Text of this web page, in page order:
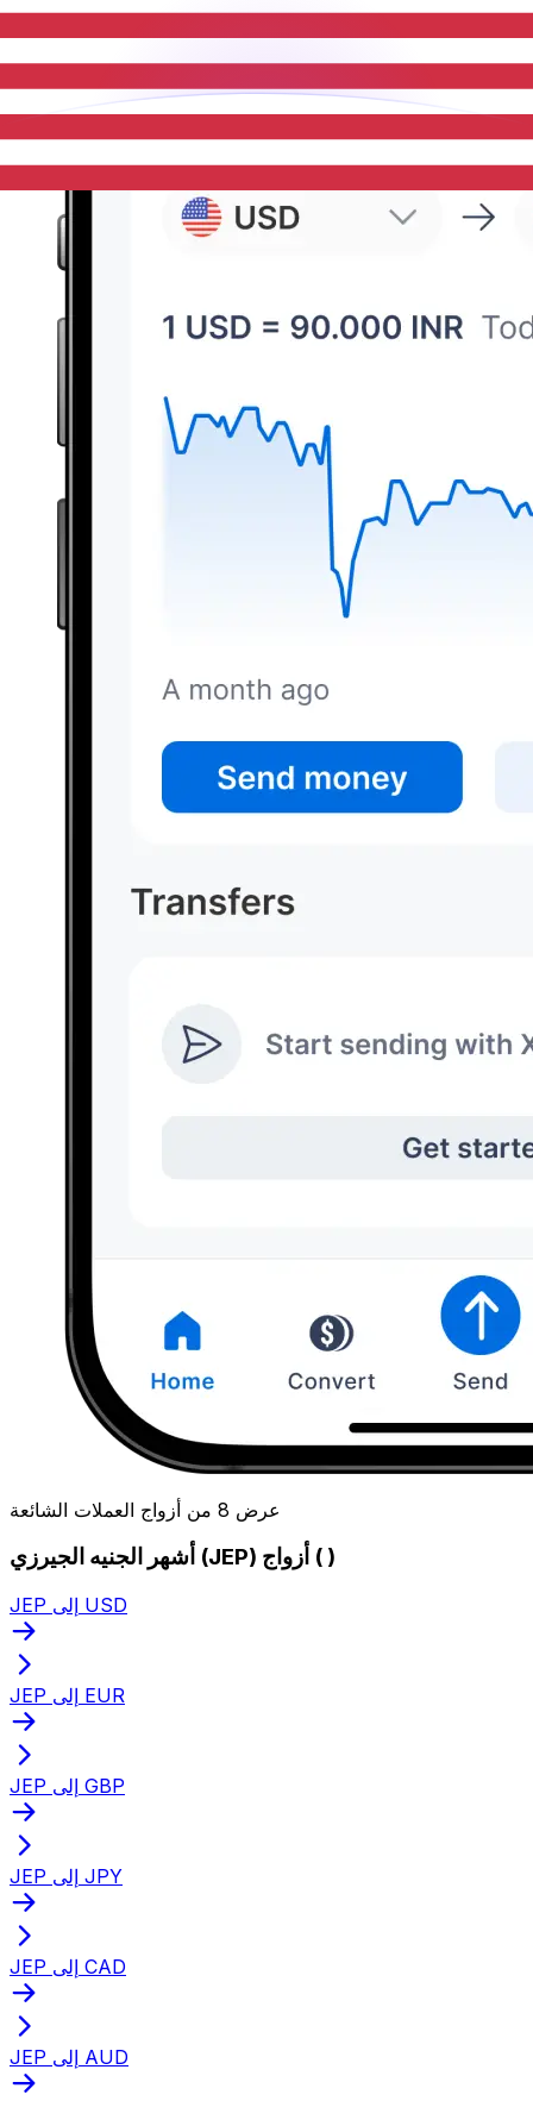
عرض 8 من أزواج العملات الشائعة
أشهر الجنيه الجيرزي (JEP) أزواج ( )
JEP إلى USD
JEP إلى EUR
JEP إلى GBP
JEP إلى JPY
JEP إلى CAD
JEP إلى AUD